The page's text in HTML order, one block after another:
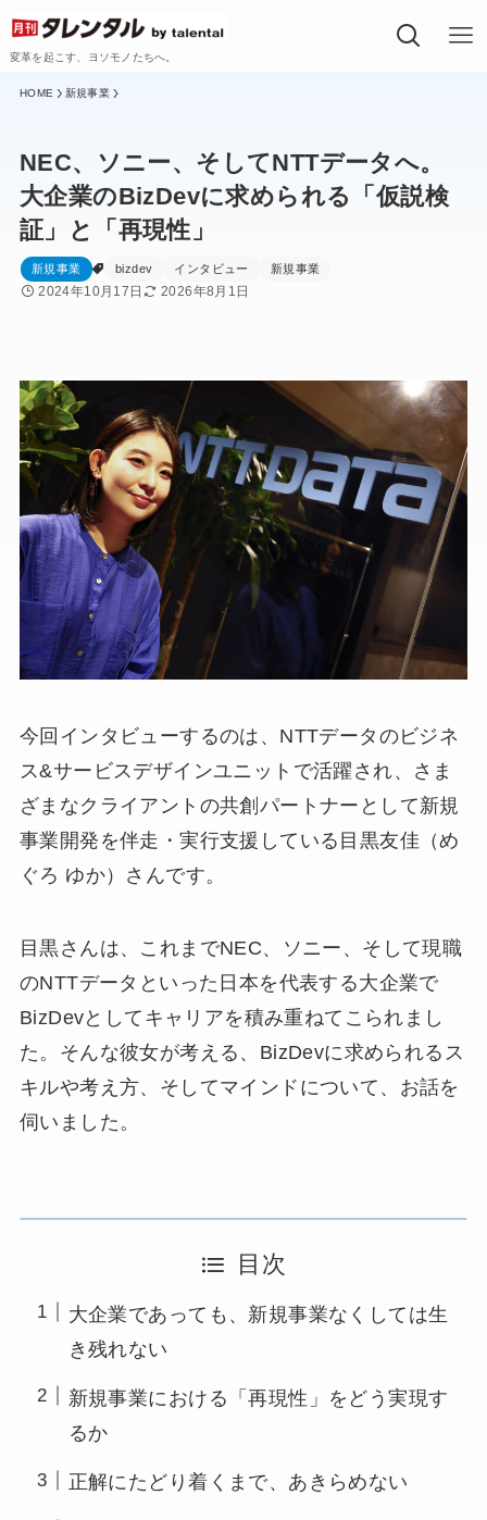
変革を起こす、ヨソモノたちへ。
新規事業
NEC、ソニー、そしてNTTデータへ。
大企業のBizDevに求められる「仮説検
証」と「再現性」
新規事業 bizdev インタビュー 新規事業
2024年10月17日 2026年8月1日
今回インタビューするのは、NTTデータのビジネ
ス&サービスデザインユニットで活躍され、さま
ざまなクライアントの共創パートナーとして新規
事業開発を伴走・実行支援している目黒友佳（め
ぐろ ゆか）さんです。
目黒さんは、これまでNEC、ソニー、そして現職
のNTTデータといった日本を代表する大企業で
BizDevとしてキャリアを積み重ねてこられまし
た。そんな彼女が考える、BizDevに求められるス
キルや考え方、そしてマインドについて、お話を
伺いました。
目次
大企業であっても、新規事業なくしては生
き残れない
新規事業における「再現性」をどう実現す
るか
正解にたどり着くまで、あきらめない